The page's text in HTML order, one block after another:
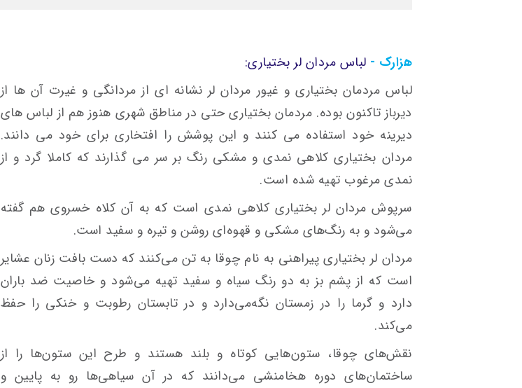
هزارک - لباس مردان لر بختیاری:
لباس مردمان بختیاری و غیور مردان لر نشانه ای از مردانگی و غیرت آن ها از
دیرباز تاكنون بوده. مردمان بختیاری حتی در مناطق شهری هنوز هم از لباس های
دیرینه خود استفاده می كنند و این پوشش را افتخاری برای خود می دانند.
مردان بختیاری كلاهی نمدی و مشكی رنگ بر سر می گذارند كه كاملا گرد و از
نمدی مرغوب تهیه شده است.
سرپوش مردان لر بختیاری کلاهی نمدی است که به آن کلاه خسروی هم گفته
می‌شود و به رنگ‌های مشکی و قهوه‌ای روشن و تیره و سفید است.
مردان لر بختیاری پیراهنی به نام چوقا به تن می‌کنند که دست بافت زنان عشایر
است که از پشم بز به دو رنگ سیاه و سفید تهیه می‌شود و خاصیت ضد باران
دارد و گرما را در زمستان نگه‌می‌دارد و در تابستان رطوبت و خنکی را حفظ
می‌کند.
نقش‌های چوقا، ستون‌هایی کوتاه و بلند هستند و طرح این ستون‌ها را از
ساختمان‌های دوره هخامنشی می‌دانند که در آن سیاهی‌ها رو به پایین و